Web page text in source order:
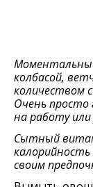
колбасой,
количеством
Очень просто
на работу или
Сытный
своим